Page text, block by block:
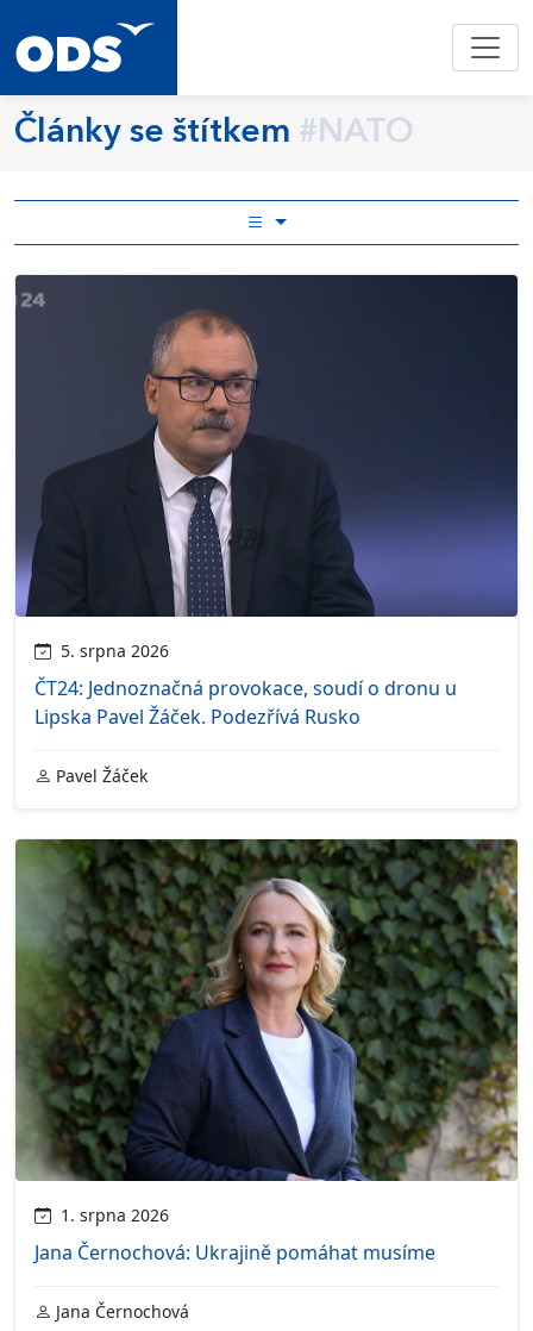
Články se štítkem #NATO
5. srpna 2026
ČT24: Jednoznačná provokace, soudí o dronu u
Lipska Pavel Žáček. Podezřívá Rusko
Pavel Žáček
1. srpna 2026
Jana Černochová: Ukrajině pomáhat musíme
Jana Černochová